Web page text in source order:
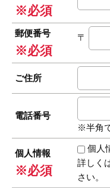
※必須
郵便番号
※必須
〒
ご住所
電話番号
※半角
個人情報
※必須
個人
詳しく
さい。